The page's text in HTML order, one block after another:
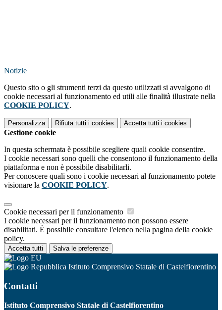
Notizie
Questo sito o gli strumenti terzi da questo utilizzati si avvalgono di
cookie necessari al funzionamento ed utili alle finalità illustrate nella
COOKIE POLICY.
Personalizza Rifiuta tutti i cookies Accetta tutti i cookies
Gestione cookie
In questa schermata è possibile scegliere quali cookie consentire.
I cookie necessari sono quelli che consentono il funzionamento della
piattaforma e non è possibile disabilitarli.
Per conoscere quali sono i cookie necessari al funzionamento potete
visionare la COOKIE POLICY.
Cookie necessari per il funzionamento
I cookie necessari per il funzionamento non possono essere
disabilitati. È possibile consultare l'elenco nella pagina della cookie
policy.
Accetta tutti Salva le preferenze
Istituto Comprensivo Statale di Castelfiorentino
Contatti
Istituto Comprensivo Statale di Castelfiorentino